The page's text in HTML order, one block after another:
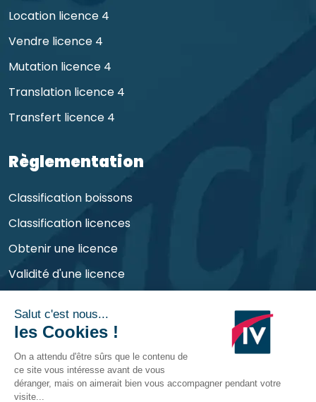
Location licence 4
Vendre licence 4
Mutation licence 4
Translation licence 4
Transfert licence 4
Règlementation
Classification boissons
Classification licences
Obtenir une licence
Validité d'une licence
©CHR Consult2026 | Tous droits réservés et